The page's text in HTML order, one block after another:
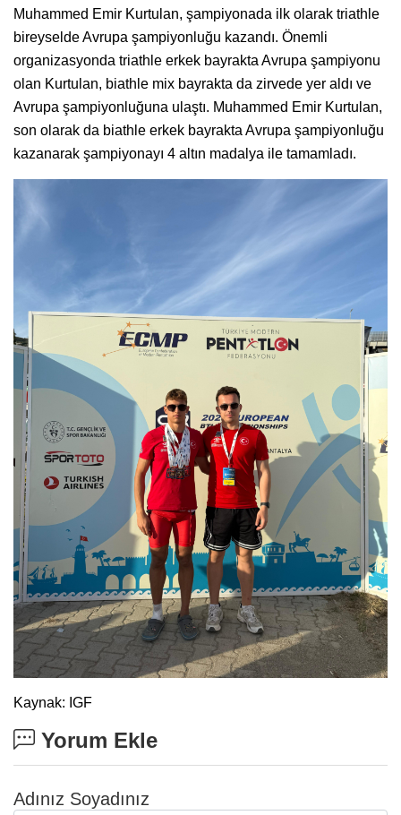
Muhammed Emir Kurtulan, şampiyonada ilk olarak triathle
bireyselde Avrupa şampiyonluğu kazandı. Önemli
organizasyonda triathle erkek bayrakta Avrupa şampiyonu
olan Kurtulan, biathle mix bayrakta da zirvede yer aldı ve
Avrupa şampiyonluğuna ulaştı. Muhammed Emir Kurtulan,
son olarak da biathle erkek bayrakta Avrupa şampiyonluğu
kazanarak şampiyonayı 4 altın madalya ile tamamladı.
Kaynak: IGF
Yorum Ekle
Adınız Soyadınız